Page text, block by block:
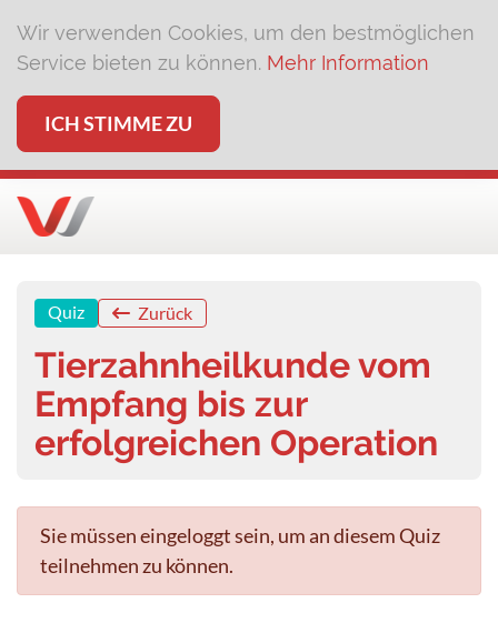
Wir verwenden Cookies, um den bestmöglichen
Service bieten zu können. Mehr Information
ICH STIMME ZU
Quiz Zurück
Tierzahnheilkunde vom
Empfang bis zur
erfolgreichen Operation
Sie müssen eingeloggt sein, um an diesem Quiz
teilnehmen zu können.